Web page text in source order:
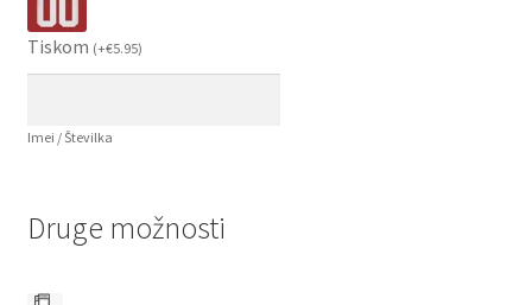
Tiskom (+€5.95)
Imei / Številka
Druge možnosti